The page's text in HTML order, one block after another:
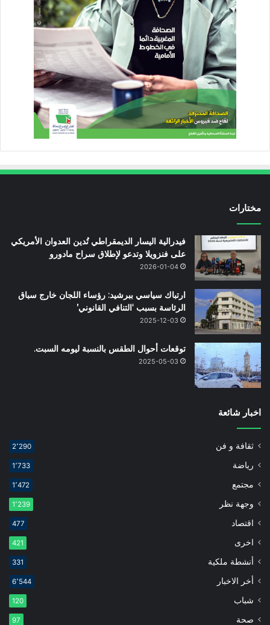
مختارات
فيدرالية اليسار الديمقراطي تُدين العدوان الأمريكي
على فنزويلا وتدعو لإطلاق سراح مادورو
2026-01-04
ارتباك سياسي ببرشيد: رؤساء اللجان خارج سباق
الرئاسة بسبب ‘التنافي القانوني’
2025-12-03
توقعات أحوال الطقس بالنسبة ليومه السبت.
2025-05-03
اخبار شائعة
ثقافة و فن 2٬290
رياضة 1٬733
مجتمع 1٬472
وجهة نظر 1٬239
اقتصاد 477
اخرى 421
أنشطة ملكية 331
أخر الاخبار 6٬544
شباب 120
صحة 97